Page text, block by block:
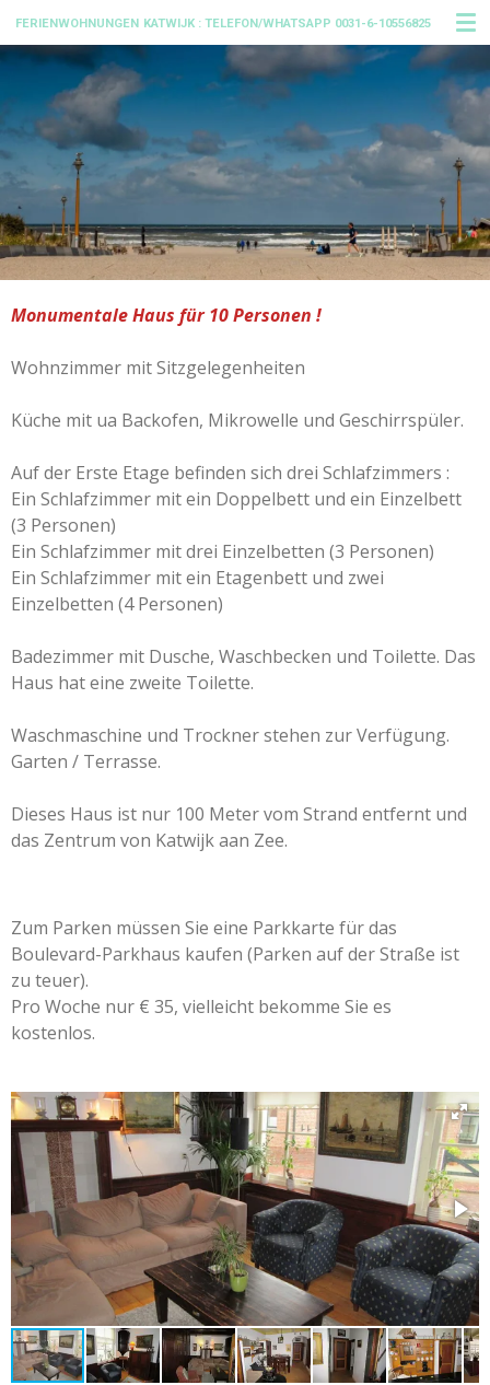
Ga
direct
hoofdinhoud
FERIENWOHNUNGEN KATWIJK : TELEFON/WHATSAPP 0031-6-10556825
Monumentale Haus für 10 Personen !
Wohnzimmer mit Sitzgelegenheiten
Küche mit ua Backofen, Mikrowelle und Geschirrspüler.
Auf der Erste Etage befinden sich drei Schlafzimmers :
Ein Schlafzimmer mit ein Doppelbett und ein Einzelbett
(3 Personen)
Ein Schlafzimmer mit drei Einzelbetten (3 Personen)
Ein Schlafzimmer mit ein Etagenbett und zwei
Einzelbetten (4 Personen)
Badezimmer mit Dusche, Waschbecken und Toilette. Das
Haus hat eine zweite Toilette.
Waschmaschine und Trockner stehen zur Verfügung.
Garten / Terrasse.
Dieses Haus ist nur 100 Meter vom Strand entfernt und
das Zentrum von Katwijk aan Zee.
Zum Parken müssen Sie eine Parkkarte für das
Boulevard-Parkhaus kaufen (Parken auf der Straße ist
zu teuer).
Pro Woche nur € 35, vielleicht bekomme Sie es
kostenlos.